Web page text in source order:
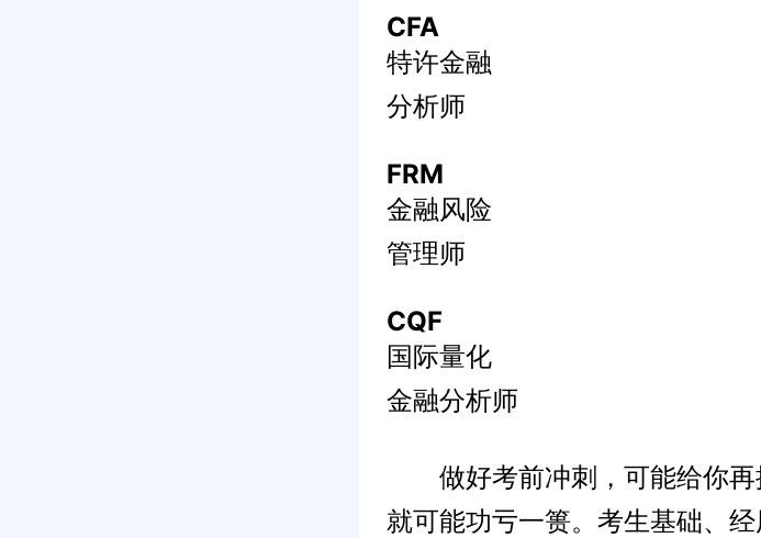
CFA
特许金融
分析师
FRM
金融风险
管理师
CQF
国际量化
金融分析师
做好考前冲刺，可能给你再
就可能功亏一篑。考生基础、